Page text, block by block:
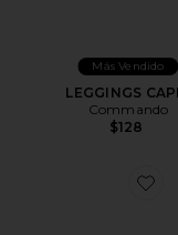
Más Vendido
LEGGINGS
Commando
$128